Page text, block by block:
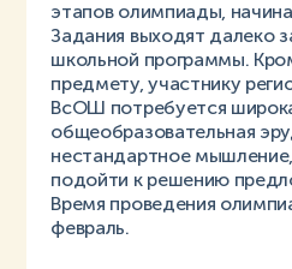
этапов олимпиады,
Задания выходят далеко
школьной программы.
предмету, участнику
ВсОШ потребуется
общеобразовательная
нестандартное
подойти к решению
Время проведения
февраль.